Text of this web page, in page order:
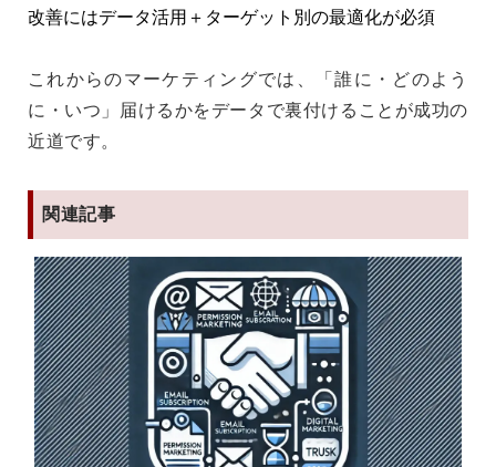
改善にはデータ活用＋ターゲット別の最適化が必須
これからのマーケティングでは、「誰に・どのよう
に・いつ」届けるかをデータで裏付けることが成功の
近道です。
関連記事